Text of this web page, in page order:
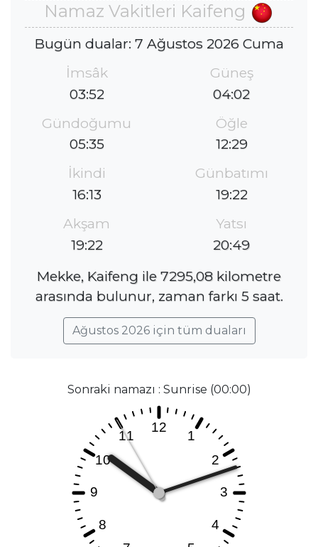
Namaz Vakitleri Kaifeng
Bugün dualar: 7 Ağustos 2026 Cuma
İmsâk
03:52
Güneş
04:02
Gündoğumu
05:35
Öğle
12:29
İkindi
16:13
Günbatımı
19:22
Akşam
19:22
Yatsı
20:49
Mekke, Kaifeng ile 7295,08 kilometre
arasında bulunur, zaman farkı 5 saat.
Ağustos 2026 için tüm duaları
Sonraki namazı : Sunrise (00:00)